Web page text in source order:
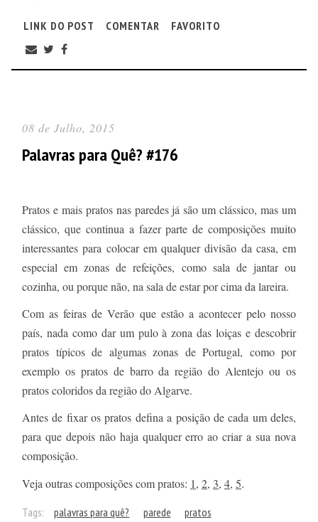
LINK DO POST COMENTAR FAVORITO
08 de Julho, 2015
Palavras para Quê? #176
Pratos e mais pratos nas paredes já são um clássico, mas um
clássico, que continua a fazer parte de composições muito
interessantes para colocar em qualquer divisão da casa, em
especial em zonas de refeições, como sala de jantar ou
cozinha, ou porque não, na sala de estar por cima da lareira.
Com as feiras de Verão que estão a acontecer pelo nosso
país, nada como dar um pulo à zona das loiças e descobrir
pratos típicos de algumas zonas de Portugal, como por
exemplo os pratos de barro da região do Alentejo ou os
pratos coloridos da região do Algarve.
Antes de fixar os pratos defina a posição de cada um deles,
para que depois não haja qualquer erro ao criar a sua nova
composição.
Veja outras composições com pratos: 1, 2, 3, 4, 5.
Tags: palavras para quê? parede pratos